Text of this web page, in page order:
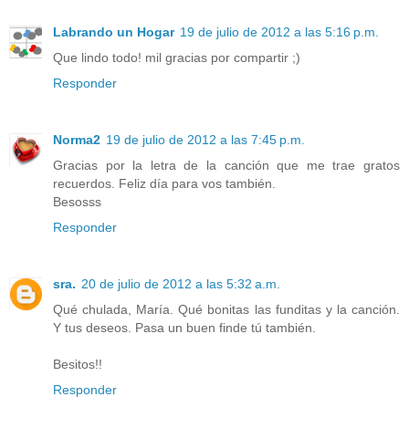
Labrando un Hogar 19 de julio de 2012 a las 5:16 p.m.
Que lindo todo! mil gracias por compartir ;)
Responder
Norma2 19 de julio de 2012 a las 7:45 p.m.
Gracias por la letra de la canción que me trae gratos
recuerdos. Feliz día para vos también.
Besosss
Responder
sra. 20 de julio de 2012 a las 5:32 a.m.
Qué chulada, María. Qué bonitas las funditas y la canción.
Y tus deseos. Pasa un buen finde tú también.
Besitos!!
Responder